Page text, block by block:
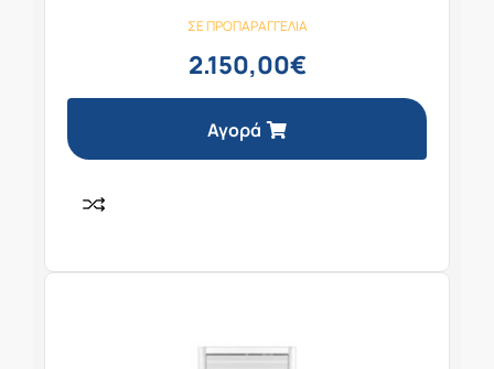
ΣΕ ΠΡΟΠΑΡΑΓΓΕΛΊΑ
2.150,00€
Αγορά